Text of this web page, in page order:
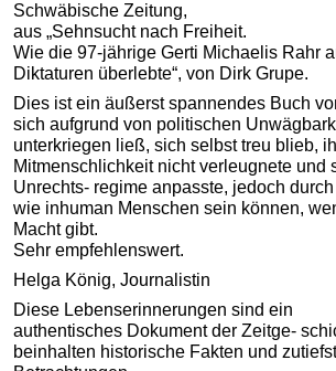
Schwäbische Zeitung,
aus „Sehnsucht nach Freiheit.
Wie die 97-jährige Gerti Michaelis Rahr
Diktaturen überlebte“, von Dirk Grupe.
Dies ist ein äußerst spannendes Buch
sich aufgrund von politischen
unterkriegen ließ, sich selbst treu blieb,
Mitmenschlichkeit nicht verleugnete und
Unrechts- regime anpasste, jedoch
wie inhuman Menschen sein können,
Macht gibt.
Sehr empfehlenswert.
Helga König, Journalistin
Diese Lebenserinnerungen sind ein
authentisches Dokument der Zeitge-
beinhalten historische Fakten und